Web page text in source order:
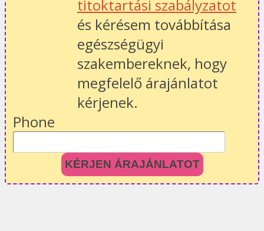
titoktartási szabályzatot
és kérésem továbbítása
egészségügyi
szakembereknek, hogy
megfelelő árajánlatot
kérjenek.
Phone
KÉRJEN ÁRAJÁNLATOT